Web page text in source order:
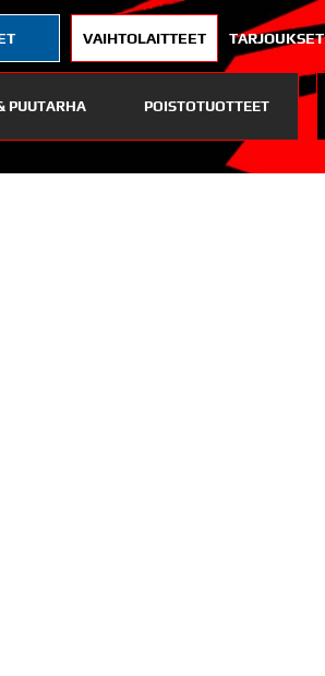
VAIHTOLAITTEET TARJOUKSET
PUUTARHA POISTOTUOTTEET